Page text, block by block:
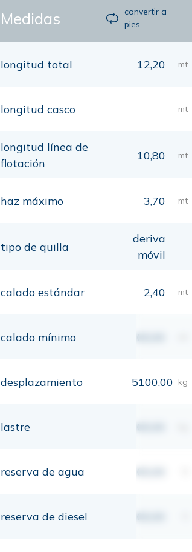
Medidas
convertir a
pies
longitud total 12,20 mt
longitud casco mt
longitud línea de
flotación
10,80 mt
haz máximo 3,70 mt
tipo de quilla
deriva
móvil
calado estándar 2,40 mt
calado mínimo 00,00
desplazamiento 5100,00 kg
lastre 00,00
reserva de agua 00,00
reserva de diesel 00,00